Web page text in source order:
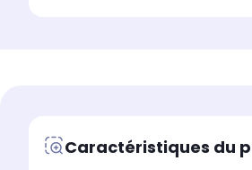
Caractéristiques du